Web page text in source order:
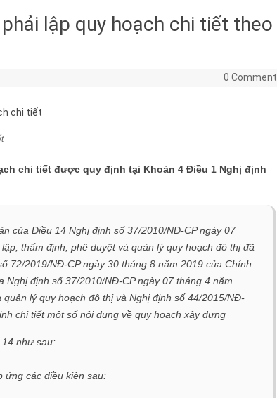
lập quy hoạch chi tiết theo
0 Comment
chi tiết được quy định tại Khoản 4 Điều 1 Nghị định
của Điều 14 Nghị định số 37/2010/NĐ-CP ngày 07
thẩm định, phê duyệt và quản lý quy hoạch đô thị đã
72/2019/NĐ-CP ngày 30 tháng 8 năm 2019 của Chính
Nghị định số 37/2010/NĐ-CP ngày 07 tháng 4 năm
lý quy hoạch đô thị và Nghị định số 44/2015/NĐ-
chi tiết một số nội dung về quy hoạch xây dựng
như sau:
ứng các điều kiện sau: